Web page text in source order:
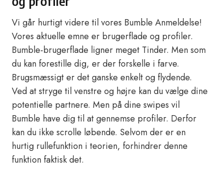
Vi går hurtigt videre til vores Bumble Anmeldelse!
Vores aktuelle emne er brugerflade og profiler.
Bumble-brugerflade ligner meget Tinder. Men som
du kan forestille dig, er der forskelle i farve.
Brugsmæssigt er det ganske enkelt og flydende.
Ved at stryge til venstre og højre kan du vælge dine
potentielle partnere. Men på dine swipes vil
Bumble have dig til at gennemse profiler. Derfor
kan du ikke scrolle løbende. Selvom der er en
hurtig rullefunktion i teorien, forhindrer denne
funktion faktisk det.